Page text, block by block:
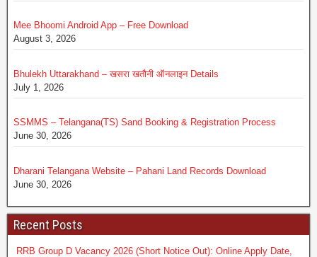
Mee Bhoomi Android App – Free Download
August 3, 2026
Bhulekh Uttarakhand – खसरा खतौनी ऑनलाइन Details
July 1, 2026
SSMMS – Telangana(TS) Sand Booking & Registration Process
June 30, 2026
Dharani Telangana Website – Pahani Land Records Download
June 30, 2026
Recent Posts
RRB Group D Vacancy 2026 (Short Notice Out): Online Apply Date,